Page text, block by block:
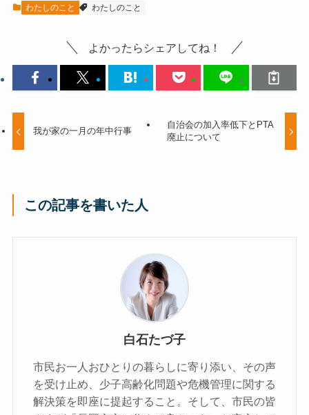
わたしのこと わたしのこと
よかったらシェアしてね！
我が家の一月の年中行事
自治会の加入率低下とPTA
廃止について
この記事を書いた人
白石たづ子
市民お一人おひとりの暮らしに寄り添い、その声
を受け止め、少子高齢化問題や危機管理に関する
解決策を即座に提起すること。そして、市民の皆